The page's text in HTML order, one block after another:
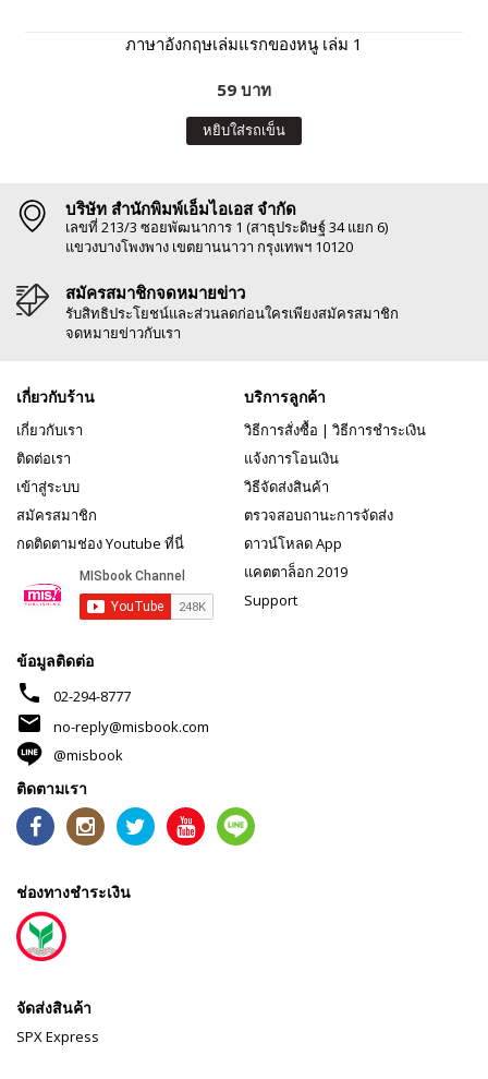
ภาษาอังกฤษเล่มแรกของหนู เล่ม 1
59 บาท
หยิบใส่รถเข็น
บริษัท สำนักพิมพ์เอ็มไอเอส จำกัด
เลขที่ 213/3 ซอยพัฒนาการ 1 (สาธุประดิษฐ์ 34 แยก 6)
แขวงบางโพงพาง เขตยานนาวา กรุงเทพฯ 10120
สมัครสมาชิกจดหมายข่าว
รับสิทธิประโยชน์และส่วนลดก่อนใครเพียงสมัครสมาชิก
จดหมายข่าวกับเรา
เกี่ยวกับร้าน
เกี่ยวกับเรา
ติดต่อเรา
เข้าสู่ระบบ
สมัครสมาชิก
กดติดตามช่อง Youtube ที่นี่
บริการลูกค้า
วิธีการสั่งซื้อ | วิธีการชำระเงิน
แจ้งการโอนเงิน
วิธีจัดส่งสินค้า
ตรวจสอบถานะการจัดส่ง
ดาวน์โหลด App
แคตตาล็อก 2019
Support
ข้อมูลติดต่อ
phone 02-294-8777
mail
no-reply@misbook.com
@misbook
ติดตามเรา
ช่องทางชำระเงิน
จัดส่งสินค้า
SPX Express